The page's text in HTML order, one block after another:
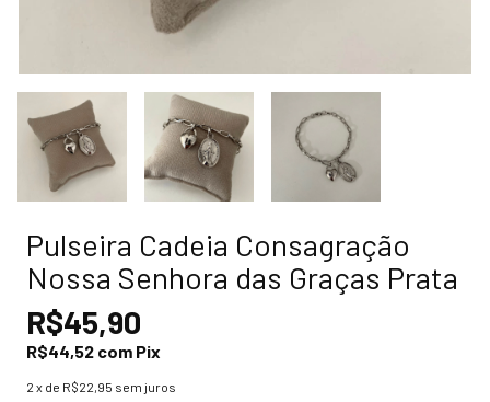
Pulseira Cadeia Consagração
Nossa Senhora das Graças Prata
R$45,90
R$44,52 com Pix
2 x de R$22,95 sem juros